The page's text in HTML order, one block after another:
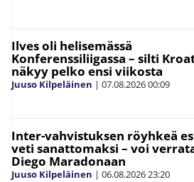
Ilves oli helisemässä
Konferenssiliigassa – silti
näkyy pelko ensi viikosta
Juuso Kilpeläinen | 07.08.202600:09
Inter-vahvistuksen röyhkeä
veti sanattomaksi – voi
Diego Maradonaan
Juuso Kilpeläinen | 06.08.202623:20